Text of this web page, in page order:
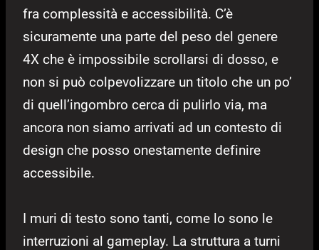
fra complessità e accessibilità. C’è
sicuramente una parte del peso del genere
4X che è impossibile scrollarsi di dosso, e
non si può colpevolizzare un titolo che un po’
di quell’ingombro cerca di pulirlo via, ma
ancora non siamo arrivati ad un contesto di
design che posso onestamente definire
accessibile.
I muri di testo sono tanti, come lo sono le
interruzioni al gameplay. La struttura a turni